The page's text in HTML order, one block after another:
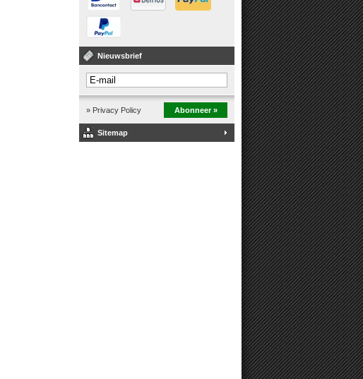
Nieuwsbrief
» Privacy Policy Abonneer »
Sitemap